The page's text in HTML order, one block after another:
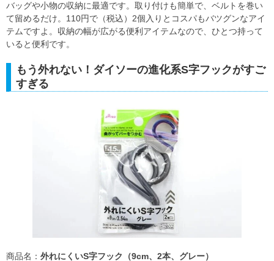
バッグや小物の収納に最適です。取り付けも簡単で、ベルトを巻い
て留めるだけ。110円で（税込）2個入りとコスパもバツグンなアイ
テムですよ。収納の幅が広がる便利アイテムなので、ひとつ持って
いると便利です。
もう外れない！ダイソーの進化系S字フックがすご
すぎる
商品名： 外れにくいS字フック（9cm、2本、グレー）